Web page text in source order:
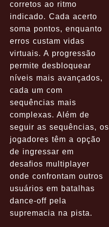
corretos ao ritmo
indicado. Cada acerto
soma pontos, enquanto
erros custam vidas
virtuais. A progressão
permite desbloquear
níveis mais avançados,
cada um com
sequências mais
complexas. Além de
seguir as sequências, os
jogadores têm a opção
de ingressar em
desafios multiplayer
onde confrontam outros
usuários em batalhas
dance-off pela
supremacia na pista.